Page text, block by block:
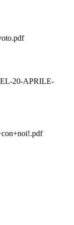
20-APRILE-